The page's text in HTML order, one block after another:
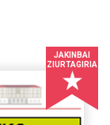
JAKINBAI
ZIURTAGIRIA